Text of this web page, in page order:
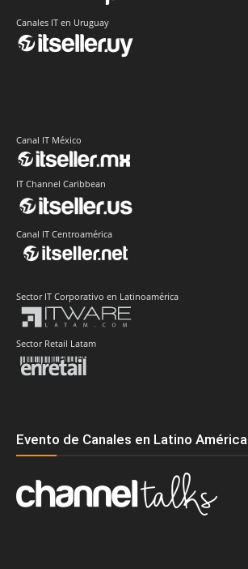
Canales IT en Uruguay
Canal IT México
IT Channel Caribbean
Canal IT Centroamérica
Sector IT Corporativo en Latinoamérica
Sector Retail Latam
Evento de Canales en Latino América